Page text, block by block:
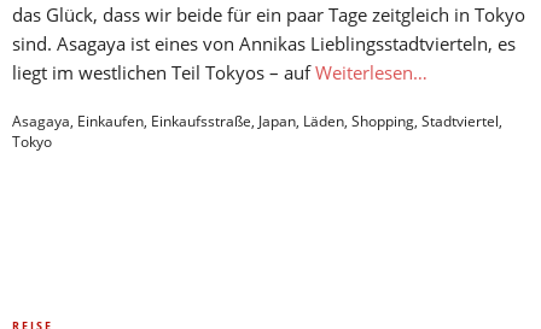
das Glück, dass wir beide für ein paar Tage zeitgleich in Tokyo
sind. Asagaya ist eines von Annikas Lieblingsstadtvierteln, es
liegt im westlichen Teil Tokyos – aufWeiterlesen…
Asagaya, Einkaufen, Einkaufsstraße, Japan, Läden, Shopping, Stadtviertel,
Tokyo
REISE